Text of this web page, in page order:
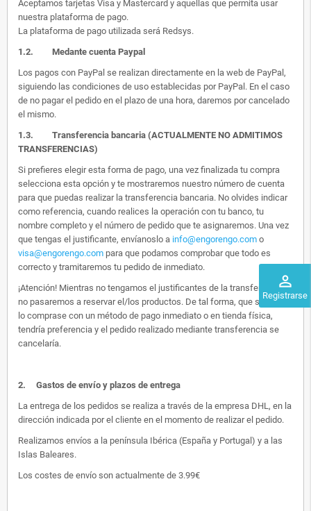
perm_identity
Registrarse
Aceptamos tarjetas Visa y Mastercard y aquellas que permita usar
nuestra plataforma de pago.
La plataforma de pago utilizada será Redsys.
1.2. Medante cuenta Paypal
Los pagos con PayPal se realizan directamente en la web de PayPal,
siguiendo las condiciones de uso establecidas por PayPal. En el caso
de no pagar el pedido en el plazo de una hora, daremos por cancelado
el mismo.
1.3. Transferencia bancaria (ACTUALMENTE NO ADMITIMOS
TRANSFERENCIAS)
Si prefieres elegir esta forma de pago, una vez finalizada tu compra
selecciona esta opción y te mostraremos nuestro número de cuenta
para que puedas realizar la transferencia bancaria. No olvides indicar
como referencia, cuando realices la operación con tu banco, tu
nombre completo y el número de pedido que te asignaremos. Una vez
que tengas el justificante, envíanoslo a info@engorengo.com o
visa@engorengo.com para que podamos comprobar que todo es
correcto y tramitaremos tu pedido de inmediato.
¡Atención! Mientras no tengamos el justificantes de la transferencia,
no pasaremos a reservar el/los productos. De tal forma, que si alguien
lo comprase con un método de pago inmediato o en tienda física,
tendría preferencia y el pedido realizado mediante transferencia se
cancelaría.
2. Gastos de envío y plazos de entrega
La entrega de los pedidos se realiza a través de la empresa DHL, en la
dirección indicada por el cliente en el momento de realizar el pedido.
Realizamos envíos a la península Ibérica (España y Portugal) y a las
Islas Baleares.
Los costes de envío son actualmente de 3.99€